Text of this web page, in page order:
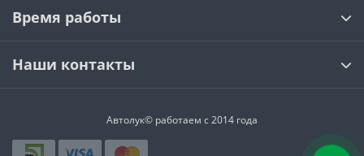
Время работы
Наши контакты
Автолук© работаем с 2014 года